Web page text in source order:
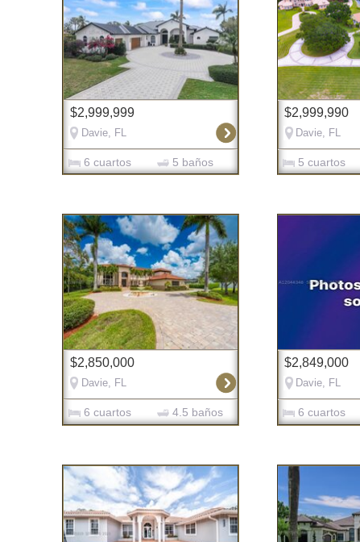
$2,999,999
Davie, FL
6 cuartos 5 baños
$2,999,990
Davie, FL
5 cuartos
$2,850,000
Davie, FL
6 cuartos 4.5 baños
$2,849,000
Davie, FL
6 cuartos